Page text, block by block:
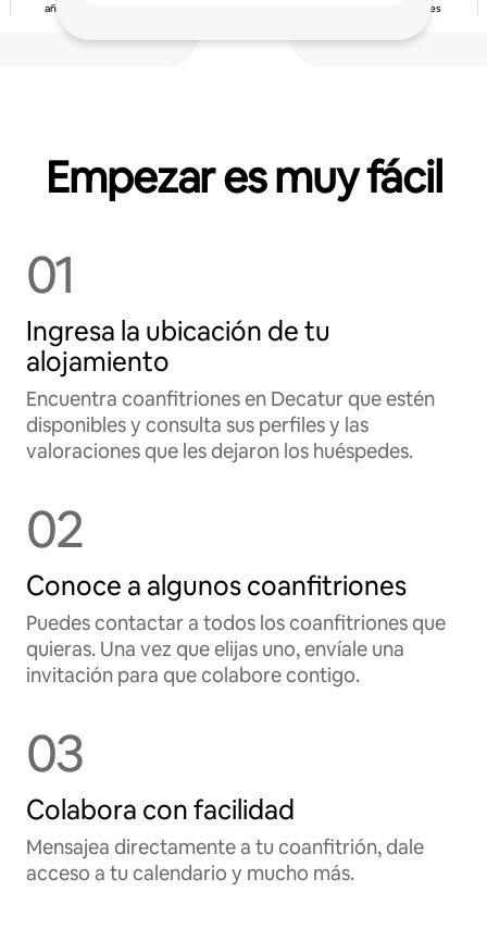
años anfitrionando según huéspedes
Empezar es muy fácil
01
Ingresa la ubicación de tu
alojamiento
Encuentra coanfitriones en Decatur que estén
disponibles y consulta sus perfiles y las
valoraciones que les dejaron los huéspedes.
02
Conoce a algunos coanfitriones
Puedes contactar a todos los coanfitriones que
quieras. Una vez que elijas uno, envíale una
invitación para que colabore contigo.
03
Colabora con facilidad
Mensajea directamente a tu coanfitrión, dale
acceso a tu calendario y mucho más.